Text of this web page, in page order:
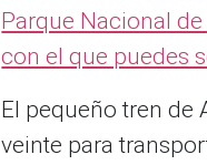
Parque Nacional
con el que puedes
El pequeño tren de
veinte para